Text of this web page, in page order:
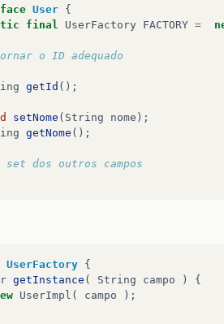
User {
final UserFactory FACTORY =
o ID adequado
getId ();
setNome ( String nome );
getNome ();
dos outros campos
UserFactory {
getInstance ( String campo )
{
UserImpl ( campo
);